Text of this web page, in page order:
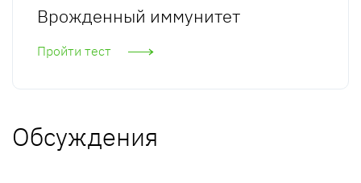
Врожденный иммунитет
Пройти тест
Обсуждения